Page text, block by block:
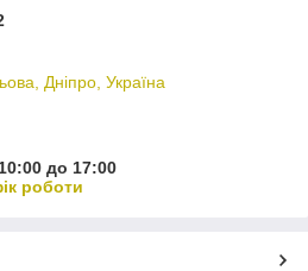
Дніпро, Україна
до 17:00
роботи